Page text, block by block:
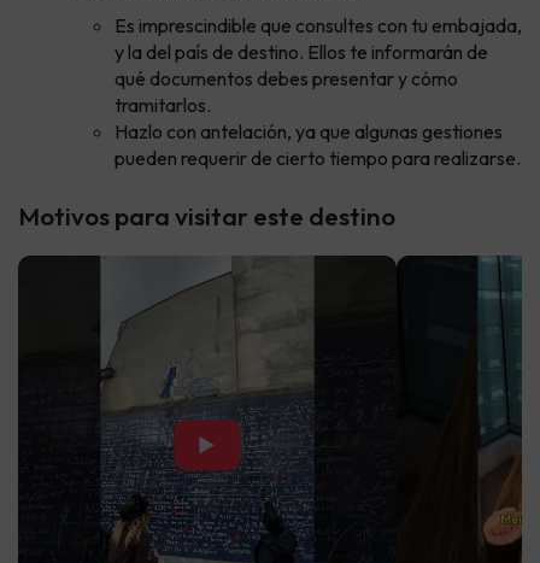
Es imprescindible que consultes con tu embajada,
y la del país de destino. Ellos te informarán de
qué documentos debes presentar y cómo
tramitarlos.
Hazlo con antelación, ya que algunas gestiones
pueden requerir de cierto tiempo para realizarse.
Motivos para visitar este destino
▶